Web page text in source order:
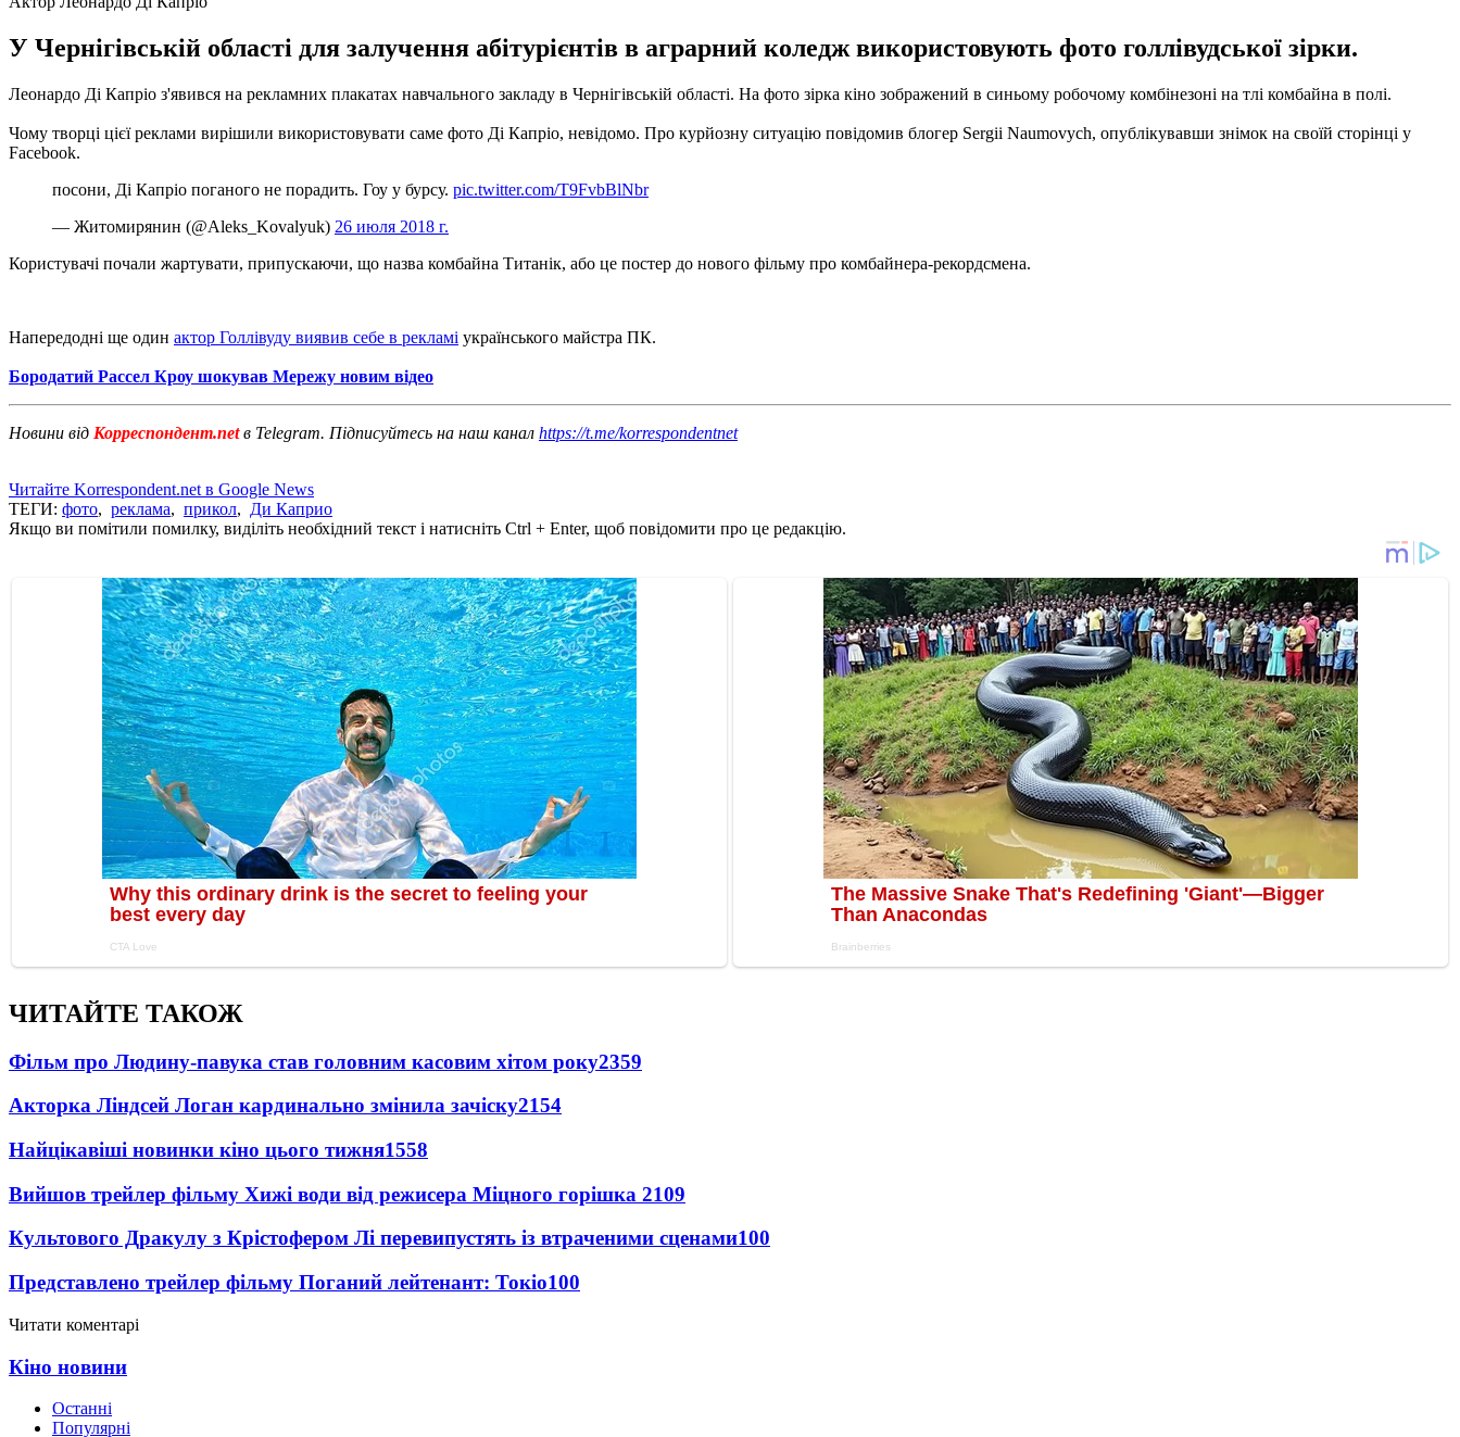
У Чернігівській області для залучення абітурієнтів в аграрний коледж використовують фото голлівудської зірки.
Леонардо Ді Капріо з'явився на рекламних плакатах навчального закладу в Чернігівській області. На фото зірка кіно зображений в синьому робочому комбінезоні на тлі комбайна в полі.
Чому творці цієї реклами вирішили використовувати саме фото Ді Капріо, невідомо. Про курйозну ситуацію повідомив блогер Sergii Naumovych, опублікувавши знімок на своїй сторінці у
Facebook.
посони, Ді Капріо поганого не порадить. Гоу у бурсу. pic.twitter.com/T9FvbBlNbr
— Житомирянин (@Aleks_Kovalyuk) 26 июля 2018 г.
Користувачі почали жартувати, припускаючи, що назва комбайна Титанік, або це постер до нового фільму про комбайнера-рекордсмена.
Напередодні ще один актор Голлівуду виявив себе в рекламі українського майстра ПК.
Бородатий Рассел Кроу шокував Мережу новим відео
Новини від Корреспондент.netв Telegram. Підписуйтесь на наш канал https://t.me/korrespondentnet
Читайте Korrespondent.net в Google News
ТЕГИ: фото, реклама, прикол, Ди Каприо
Якщо ви помітили помилку, виділіть необхідний текст і натисніть Ctrl + Enter, щоб повідомити про це редакцію.
ЧИТАЙТЕ ТАКОЖ
Фільм про Людину-павука став головним касовим хітом року2359
Акторка Ліндсей Логан кардинально змінила зачіску2154
Найцікавіші новинки кіно цього тижня1558
Вийшов трейлер фільму Хижі води від режисера Міцного горішка 2109
Культового Дракулу з Крістофером Лі перевипустять із втраченими сценами100
Представлено трейлер фільму Поганий лейтенант: Токіо100
Читати коментарі
Кіно новини
Останні
Популярні